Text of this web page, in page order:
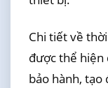
Chi tiết về
được thể hiện
bảo hành, tạo